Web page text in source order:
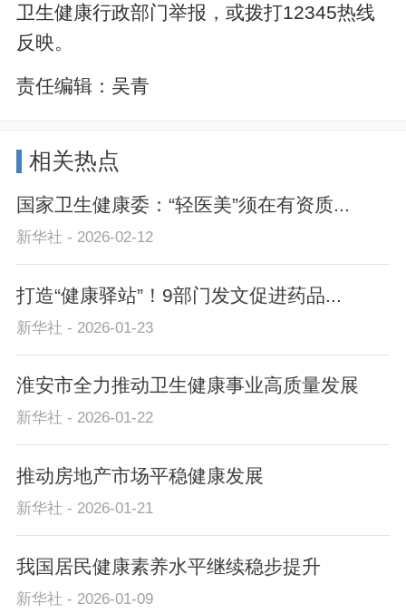
卫生健康行政部门举报，或拨打12345热线
反映。
责任编辑： 吴青
相关热点
国家卫生健康委：“轻医美”须在有资质...
新华社 - 2026-02-12
打造“健康驿站”！9部门发文促进药品...
新华社 - 2026-01-23
淮安市全力推动卫生健康事业高质量发展
新华社 - 2026-01-22
推动房地产市场平稳健康发展
新华社 - 2026-01-21
我国居民健康素养水平继续稳步提升
新华社 - 2026-01-09